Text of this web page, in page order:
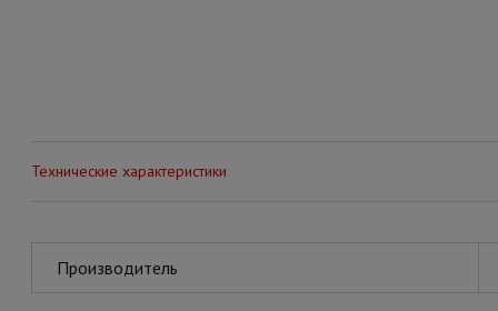
Технические характеристики
Производитель